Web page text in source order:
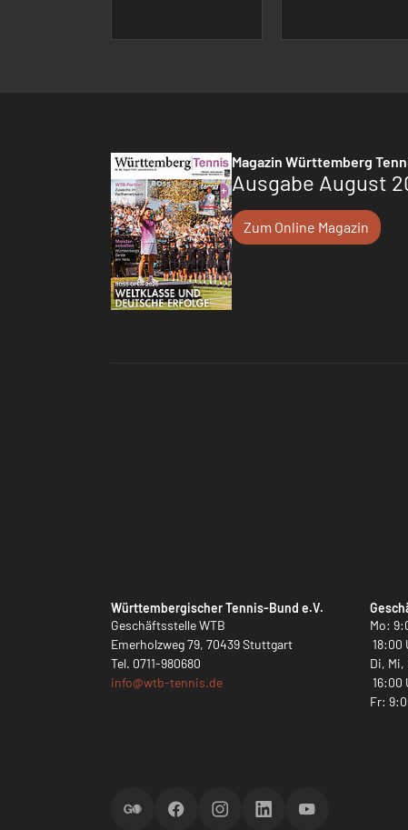
Magazin Württemberg
Ausgabe August
Zum Online Magazin
Württembergischer Tennis-Bund e.V.
Geschäftsstelle WTB
Emerholzweg 79, 70439 Stuttgart
Tel. 0711-980680
info@wtb-tennis.de
Mo:
18:00
Di, Mi,
16:00
Fr:
ScoreGOFacebookInstagramLinkedInYouTube